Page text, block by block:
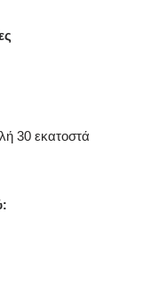
30 εκατοστά